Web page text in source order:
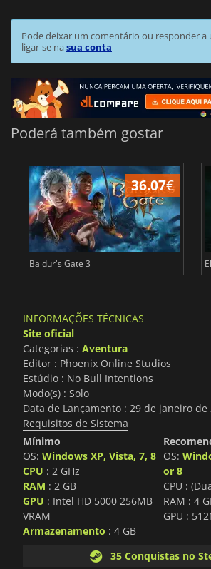
Pode deixar um comentário ou responder a
ligar-se nasua conta
Poderá também gostar
36.07€
Baldur's Gate 3
INFORMAÇÕES TÉCNICAS
Site oficial
Categorias : Aventura
Editor : Phoenix Online Studios
Estúdio : No Bull Intentions
Modo(s) : Solo
Data de Lançamento : 29 de janeiro de
Requisitos de Sistema
Mínimo
OS: Windows XP, Vista, 7, 8
CPU : 2 GHz
RAM : 2 GB
GPU : Intel HD 5000 256MB
VRAM
Armazenamento : 4 GB
OS:
or 8
CPU :
RAM : 4
GPU :
35 Conquistas no